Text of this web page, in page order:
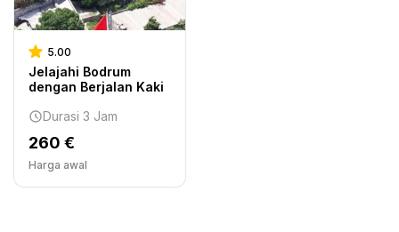
5.00
Jelajahi Bodrum
dengan Berjalan Kaki
Durasi 3 Jam
260 €
Harga awal